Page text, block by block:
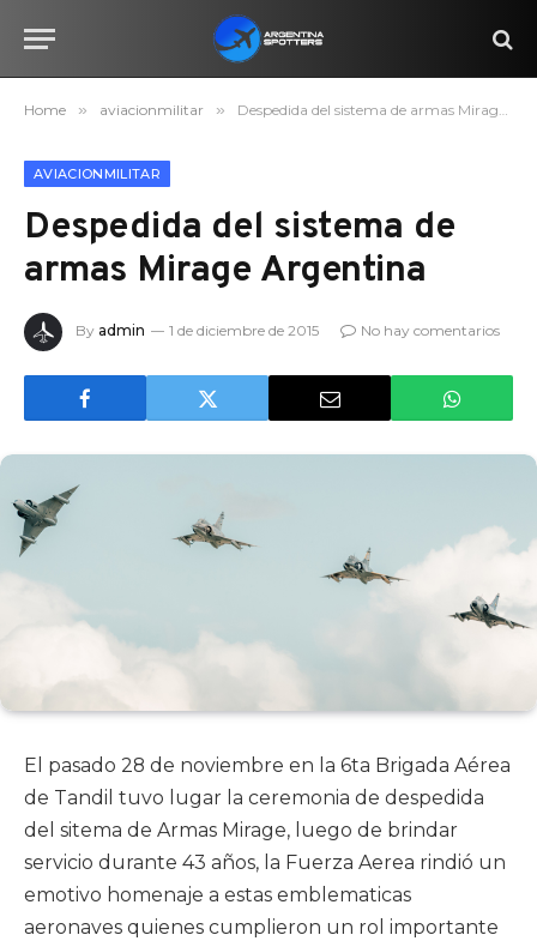
Home » aviacionmilitar » Despedida del sistema de armas Mirage Argentina
AVIACIONMILITAR
Despedida del sistema de
armas Mirage Argentina
By admin 1 de diciembre de 2015 No hay comentarios
El pasado 28 de noviembre en la 6ta Brigada Aérea
de Tandil tuvo lugar la ceremonia de despedida
del sitema de Armas Mirage, luego de brindar
servicio durante 43 años, la Fuerza Aerea rindió un
emotivo homenaje a estas emblematicas
aeronaves quienes cumplieron un rol importante